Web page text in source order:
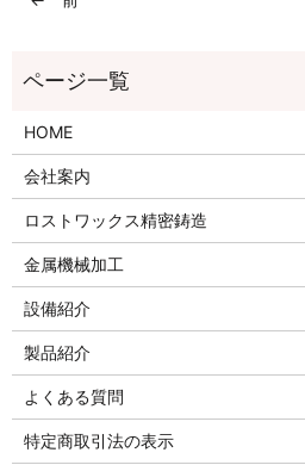
HOME
会社案内
ロストワックス精密鋳造
金属機械加工
設備紹介
製品紹介
よくある質問
特定商取引法の表示